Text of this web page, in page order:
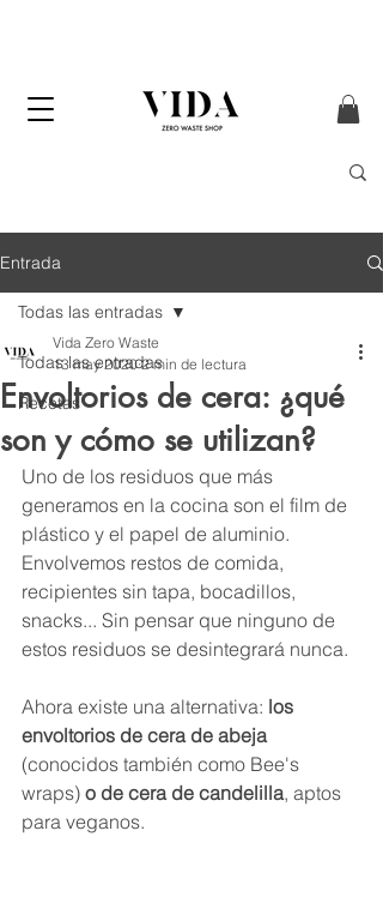
Entrada
Todas las entradas
Recetas
Todas las entradas
Envoltorios de cera: ¿qué
son y cómo se utilizan?
Vida Zero Waste
13 may 2020 2 min de lectura
Uno de los residuos que más
generamos en la cocina son el film de
plástico y el papel de aluminio.
Envolvemos restos de comida,
recipientes sin tapa, bocadillos,
snacks... Sin pensar que ninguno de
estos residuos se desintegrará nunca.
Ahora existe una alternativa: los
envoltorios de cera de abeja
(conocidos también como Bee's
wraps) o de cera de candelilla, aptos
para veganos.